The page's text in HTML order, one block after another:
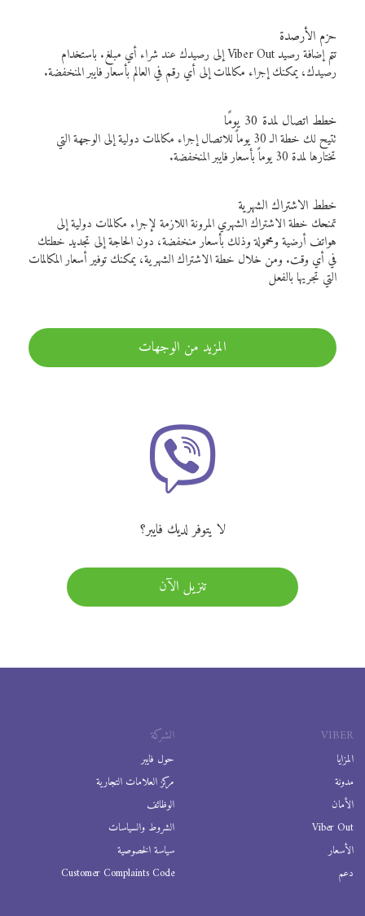
حزم الأرصدة
تتم إضافة رصيد Viber Out إلى رصيدك عند شراء أي مبلغ. باستخدام
رصيدك، يمكنك إجراء مكالمات إلى أي رقم في العالم بأسعار فايبر المنخفضة.
خطط اتصال لمدة 30 يومًا
تتيح لك خطة الـ 30 يوماً للاتصال إجراء مكالمات دولية إلى الوجهة التي
تختارها لمدة 30 يوماً بأسعار فايبر المنخفضة.
خطط الاشتراك الشهرية
تمنحك خطة الاشتراك الشهري المرونة اللازمة لإجراء مكالمات دولية إلى
هواتف أرضية ومحمولة وذلك بأسعار منخفضة، دون الحاجة إلى تجديد خطتك
في أي وقت. ومن خلال خطة الاشتراك الشهرية، يمكنك توفير أسعار المكالمات
التي تجريها بالفعل
المزيد من الوجهات
لا يتوفر لديك فايبر؟
تنزيل الآن
VIBER
المزايا
مدونة
الأمان
Viber Out
الأسعار
دعم
الشركة
حول فايبر
مركز العلامات التجارية
الوظائف
الشروط والسياسات
سياسة الخصوصية
Customer Complaints Code